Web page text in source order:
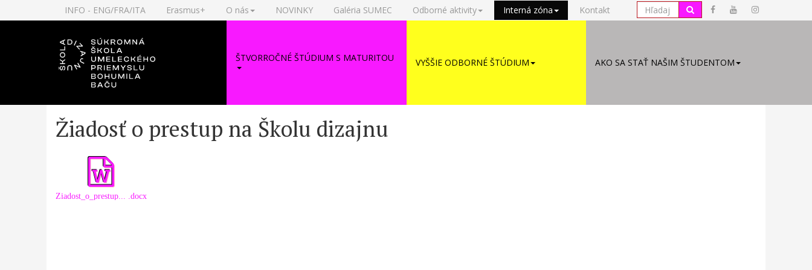
INFO - ENG/FRA/ITA Erasmus+ O nás NOVINKY Galéria SUMEC Odborné aktivity Interná zóna Kontakt
ŠTVORROČNÉ ŠTÚDIUM S MATURITOU VYŠŠIE ODBORNÉ ŠTÚDIUM AKO SA STAŤ NAŠIM ŠTUDENTOM
Žiadosť o prestup na Školu dizajnu
.docx